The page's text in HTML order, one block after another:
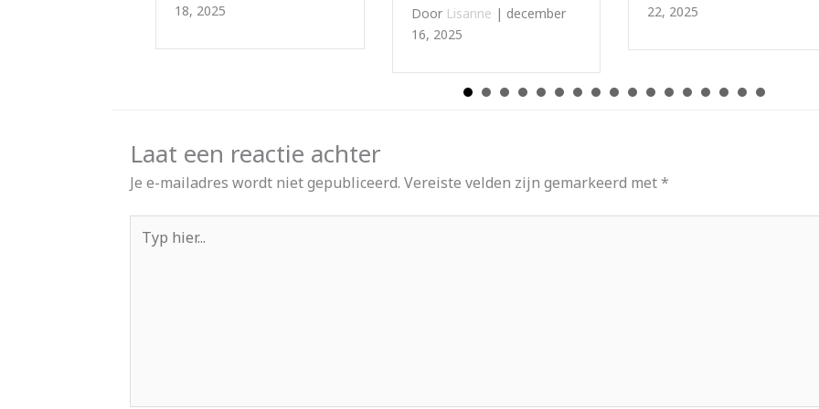
DoorLisanne
22, 2025
Laat een reactie achter
Je e-mailadres wordt niet gepubliceerd. Vereiste velden zijn gemarkeerd met*
hier...